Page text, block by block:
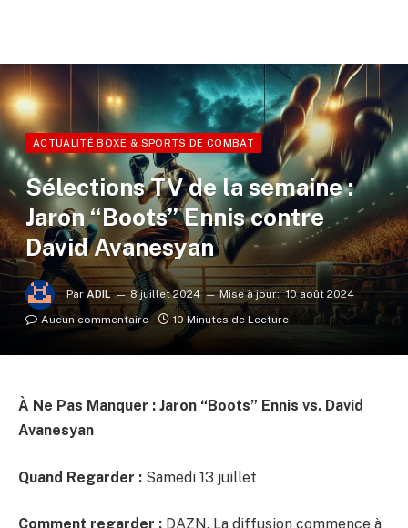
ACTUALITÉ BOXE & SPORTS DE COMBAT
Sélections TV de la semaine :
Jaron “Boots” Ennis contre
David Avanesyan
Par ADIL 8 juillet 2024 Mise à jour: 10 août 2024
Aucun commentaire
10 Minutes de Lecture
À Ne Pas Manquer : Jaron “Boots” Ennis vs. David
Avanesyan
Quand Regarder : Samedi 13 juillet
Comment regarder : DAZN. La diffusion commence à